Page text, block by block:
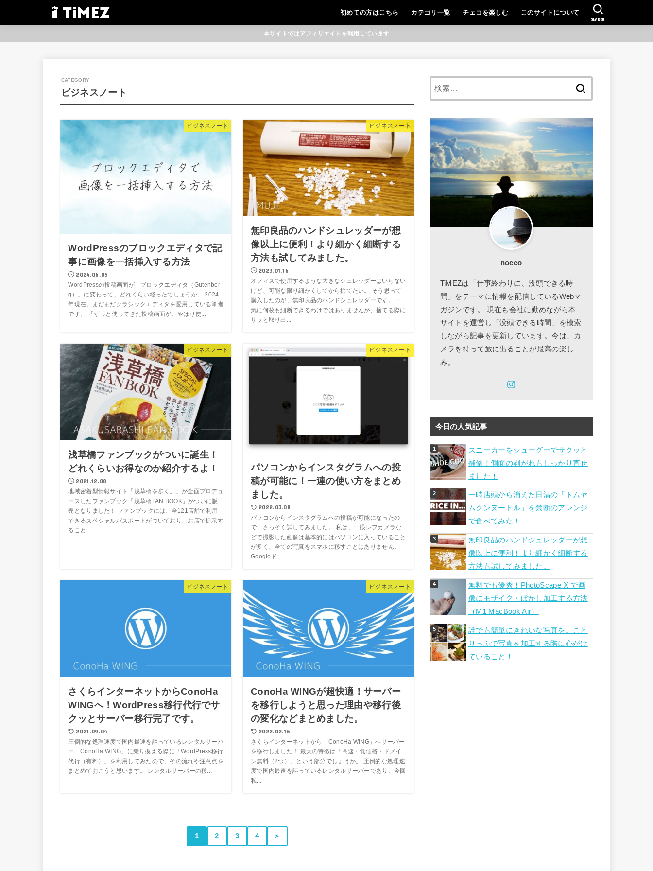
初めての方はこちら カテゴリ一覧 チェコを楽しむ このサイトについて
SEARCH
本サイトではアフィリエイトを利用しています
ビジネスノート
ビジネスノート
WordPressのブロックエディタで記
事に画像を一括挿入する方法
2024.06.05
WordPressの投稿画面が「ブロックエディタ（Gutenber
g）」に変わって、どれくらい経ったでしょうか。 2024
年現在、まだまだクラシックエディタを愛用している筆者
です。 「ずっと使ってきた投稿画面が、やはり使...
ビジネスノート
無印良品のハンドシュレッダーが想
像以上に便利！より細かく細断する
方法も試してみました。
2023.01.16
オフィスで使用するような大きなシュレッダーはいらない
けど、可能な限り細かくしてから捨てたい。 そう思って
購入したのが、無印良品のハンドシュレッダーです。 一
気に何枚も細断できるわけではありませんが、捨てる際に
サッと取り出...
ビジネスノート
浅草橋ファンブックがついに誕生！
どれくらいお得なのか紹介するよ！
2021.12.08
地域密着型情報サイト「浅草橋を歩く。」が全面プロデュ
ースしたファンブック「浅草橋FAN BOOK」がついに販
売となりました！ ファンブックには、全121店舗で利用
できるスペシャルパスポートがついており、お店で提示す
ること...
ビジネスノート
パソコンからインスタグラムへの投
稿が可能に！一連の使い方をまとめ
ました。
2022.03.08
パソコンからインスタグラムへの投稿が可能になったの
で、さっそく試してみました。 私は、一眼レフカメラな
どで撮影した画像は基本的にはパソコンに入っていること
が多く、全ての写真をスマホに移すことはありません。
Googleド...
ビジネスノート
さくらインターネットからConoHa
WINGへ！WordPress移行代行でサ
クッとサーバー移行完了です。
2021.09.04
圧倒的な処理速度で国内最速を謳っているレンタルサーバ
ー「ConoHa WING」に乗り換える際に「WordPress移行
代行（有料）」を利用してみたので、その流れや注意点を
まとめておこうと思います。 レンタルサーバーの移...
ビジネスノート
ConoHa WINGが超快適！サーバー
を移行しようと思った理由や移行後
の変化などまとめました。
2022.02.16
さくらインターネットから「ConoHa WING」へサーバー
を移行しました！ 最大の特徴は「高速・低価格・ドメイ
ン無料（2つ）」という部分でしょうか。 圧倒的な処理速
度で国内最速を謳っているレンタルサーバーであり、今回
私...
1 2 3 4 ＞
nocco
TiMEZは「仕事終わりに、没頭できる時
間」をテーマに情報を配信しているWebマ
ガジンです。 現在も会社に勤めながら本
サイトを運営し「没頭できる時間」を模索
しながら記事を更新しています。今は、カ
メラを持って旅に出ることが最高の楽し
み。
今日の人気記事
スニーカーをシューグーでサクッと
補修！側面の剥がれもしっかり直せ
ました！
一時店頭から消えた日清の「トムヤ
ムクンヌードル」を禁断のアレンジ
で食べてみた！
無印良品のハンドシュレッダーが想
像以上に便利！より細かく細断する
方法も試してみました。
無料でも優秀！PhotoScape X で画
像にモザイク・ぼかし加工する方法
（M1 MacBook Air）
誰でも簡単にきれいな写真を。こと
りっぷで写真を加工する際に心がけ
ていること！